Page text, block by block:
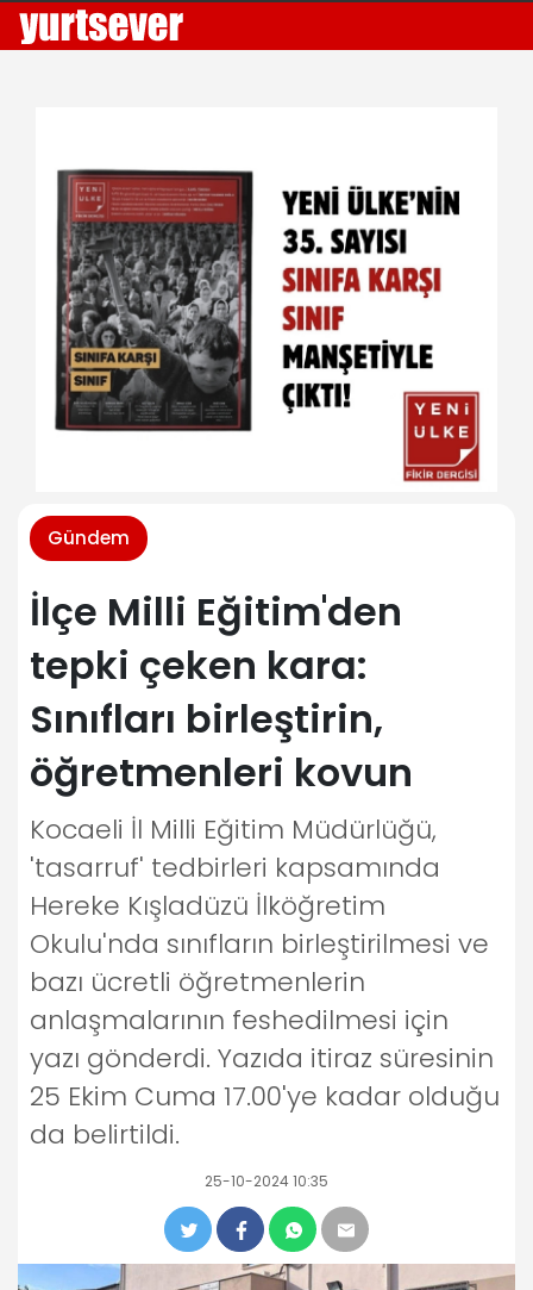
Gündem
İlçe Milli Eğitim'den
tepki çeken kara:
Sınıfları birleştirin,
öğretmenleri kovun
Kocaeli İl Milli Eğitim Müdürlüğü,
'tasarruf' tedbirleri kapsamında
Hereke Kışladüzü İlköğretim
Okulu'nda sınıfların birleştirilmesi ve
bazı ücretli öğretmenlerin
anlaşmalarının feshedilmesi için
yazı gönderdi. Yazıda itiraz süresinin
25 Ekim Cuma 17.00'ye kadar olduğu
da belirtildi.
25-10-2024 10:35